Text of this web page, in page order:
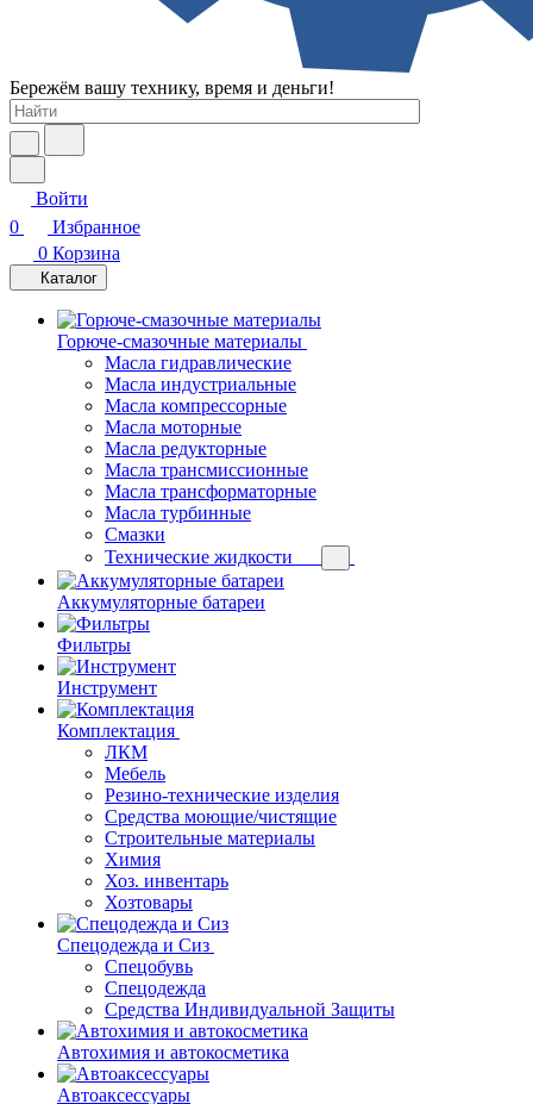
Бережём вашу технику, время и деньги!
Войти
0
Избранное
0 Корзина
Каталог
Горюче-смазочные материалы
Масла гидравлические
Масла индустриальные
Масла компрессорные
Масла моторные
Масла редукторные
Масла трансмиссионные
Масла трансформаторные
Масла турбинные
Смазки
Технические жидкости
Аккумуляторные батареи
Фильтры
Инструмент
Комплектация
ЛКМ
Мебель
Резино-технические изделия
Средства моющие/чистящие
Строительные материалы
Химия
Хоз. инвентарь
Хозтовары
Спецодежда и Сиз
Спецобувь
Спецодежда
Средства Индивидуальной Защиты
Автохимия и автокосметика
Автоаксессуары